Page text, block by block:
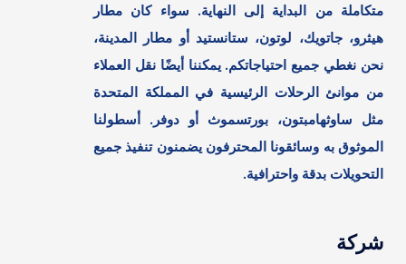
متكاملة من البداية إلى النهاية. سواء كان مطار
هيثرو، جاتويك، لوتون، ستانستيد أو مطار المدينة،
نحن نغطي جميع احتياجاتكم. يمكننا أيضًا نقل العملاء
من موانئ الرحلات الرئيسية في المملكة المتحدة
مثل ساوثهامبتون، بورتسموث أو دوفر. أسطولنا
الموثوق به وسائقونا المحترفون يضمنون تنفيذ جميع
التحويلات بدقة واحترافية.
شركة